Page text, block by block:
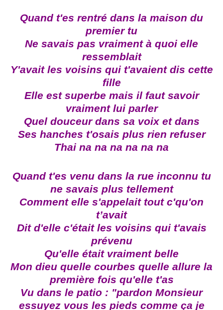
Quand t'es rentré dans la maison du
premier tu
Ne savais pas vraiment à quoi elle
ressemblait
Y'avait les voisins qui t'avaient dis cette
fille
Elle est superbe mais il faut savoir
vraiment lui parler
Quel douceur dans sa voix et dans
Ses hanches t'osais plus rien refuser
Thai na na na na na na
Quand t'es venu dans la rue inconnu tu
ne savais plus tellement
Comment elle s'appelait tout c'qu'on
t’avait
Dit d'elle c'était les voisins qui t'avais
prévenu
Qu'elle était vraiment belle
Mon dieu quelle courbes quelle allure la
première fois qu'elle t'as
Vu dans le patio : "pardon Monsieur
essuyez vous les pieds comme ça je